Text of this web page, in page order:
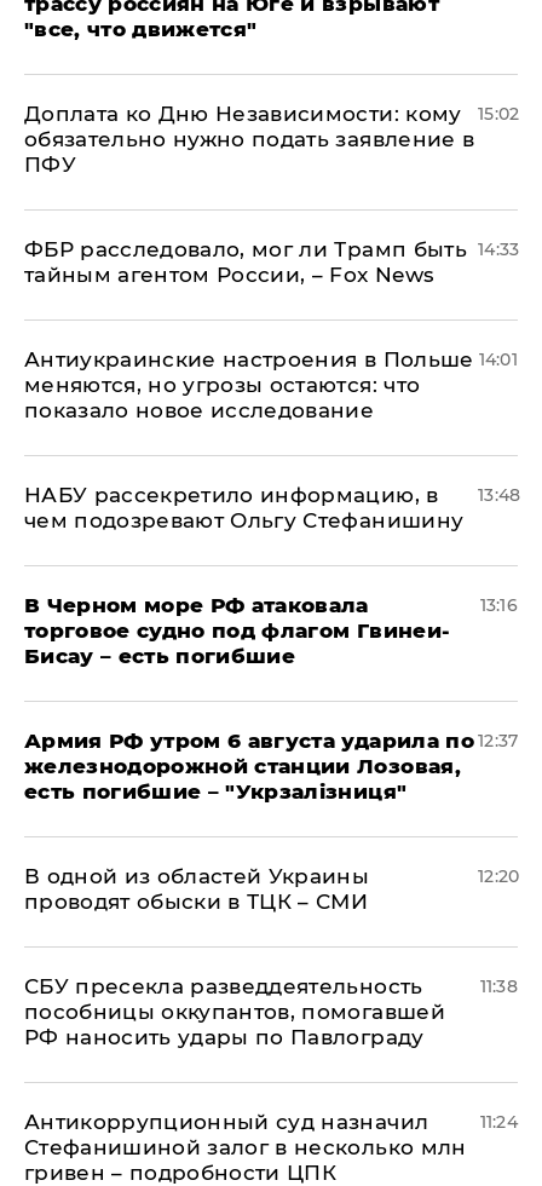
"все, что движется"
Доплата ко Дню Независимости: кому
обязательно нужно подать заявление в
ПФУ
15:02
ФБР расследовало, мог ли Трамп быть
тайным агентом России, – Fox News
14:33
Антиукраинские настроения в Польше
меняются, но угрозы остаются: что
показало новое исследование
14:01
НАБУ рассекретило информацию, в
чем подозревают Ольгу Стефанишину
13:48
В Черном море РФ атаковала
торговое судно под флагом Гвинеи-
Бисау – есть погибшие
13:16
Армия РФ утром 6 августа ударила по
железнодорожной станции Лозовая,
есть погибшие – "Укрзалізниця"
12:37
В одной из областей Украины
проводят обыски в ТЦК – СМИ
12:20
СБУ пресекла разведдеятельность
пособницы оккупантов, помогавшей
РФ наносить удары по Павлограду
11:38
Антикоррупционный суд назначил
Стефанишиной залог в несколько млн
гривен – подробности ЦПК
11:24